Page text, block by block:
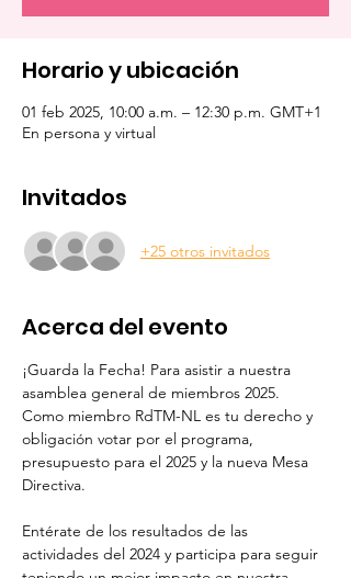
Horario y ubicación
01 feb 2025, 10:00 a.m. – 12:30 p.m. GMT+1
En persona y virtual
Invitados
+25 otros invitados
Acerca del evento
¡Guarda la Fecha! Para asistir a nuestra
asamblea general de miembros 2025.
Como miembro RdTM-NL es tu derecho y
obligación votar por el programa,
presupuesto para el 2025 y la nueva Mesa
Directiva.
Entérate de los resultados de las
actividades del 2024 y participa para seguir